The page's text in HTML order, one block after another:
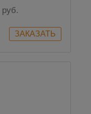
руб.